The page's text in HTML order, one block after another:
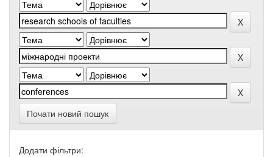
Почати новий пошук
Додати фільтри: